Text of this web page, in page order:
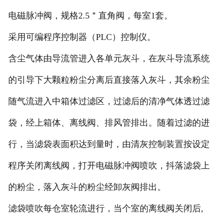
电磁脉冲阀，规格2.5＂直角阀，每室1套。
采用可编程序控制器（PLC）控制仪。
含尘气体由导流管进入各单元灰斗，在灰斗导流系统
的引导下大颗粒粉尘分离后直接落入灰斗，其余粉尘
随气流进入中箱体过滤区，过滤后的清净气体透过滤
袋，经上箱体、离线阀、排风管排出。随着过滤的进
行，当滤袋表面积达到量时，由清灰控制装置按设定
程序关闭离线阀，打开电磁脉冲阀喷吹，抖落滤袋上
的粉尘，落入灰斗的粉尘经卸灰阀排出。
滤袋喷吹每仓室轮流进行，当个室的离线阀关闭后,